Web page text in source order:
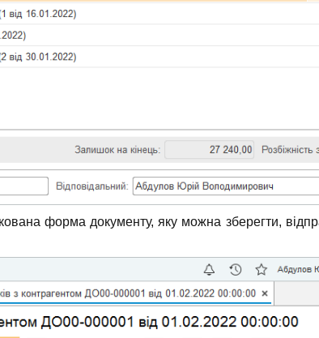
форма документу, яку можна зберегти,